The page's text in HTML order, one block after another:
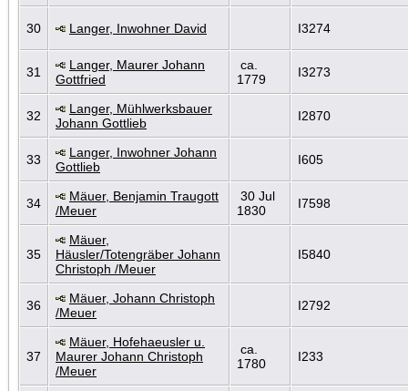
30 Langer, Inwohner David I3274
31
Langer, Maurer Johann
Gottfried
ca.
1779
I3273
32
Langer, Mühlwerksbauer
Johann Gottlieb
I2870
33
Langer, Inwohner Johann
Gottlieb
I605
34
Mäuer, Benjamin Traugott
/Meuer
30 Jul
1830
I7598
35
Mäuer,
Häusler/Totengräber Johann
Christoph /Meuer
I5840
36
Mäuer, Johann Christoph
/Meuer
I2792
37
Mäuer, Hofehaeusler u.
Maurer Johann Christoph
/Meuer
ca.
1780
I233